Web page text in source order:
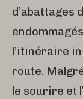
d’abattages
l’itinéraire
route.
le sourire et